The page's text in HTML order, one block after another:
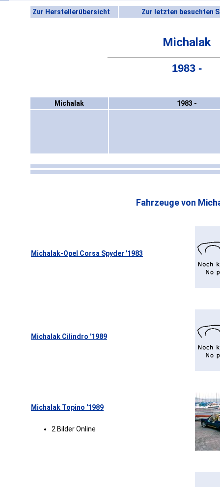
Zur Herstellerübersicht Zur letzten besuchten
Michalak
1983 -
Michalak 1983 -
Fahrzeuge von
Michalak-Opel Corsa Spyder '1983
Michalak Cilindro '1989
Michalak Topino '1989
2 Bilder Online